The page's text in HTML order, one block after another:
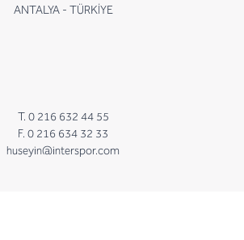
ANTALYA - TÜRKİYE
T. 0 216 632 44 55
F. 0 216 634 32 33
huseyin@interspor.com